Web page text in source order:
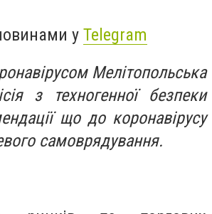
у Telegram
Мелітопольська
з техногенної безпеки
що до коронавірусу
самоврядування.